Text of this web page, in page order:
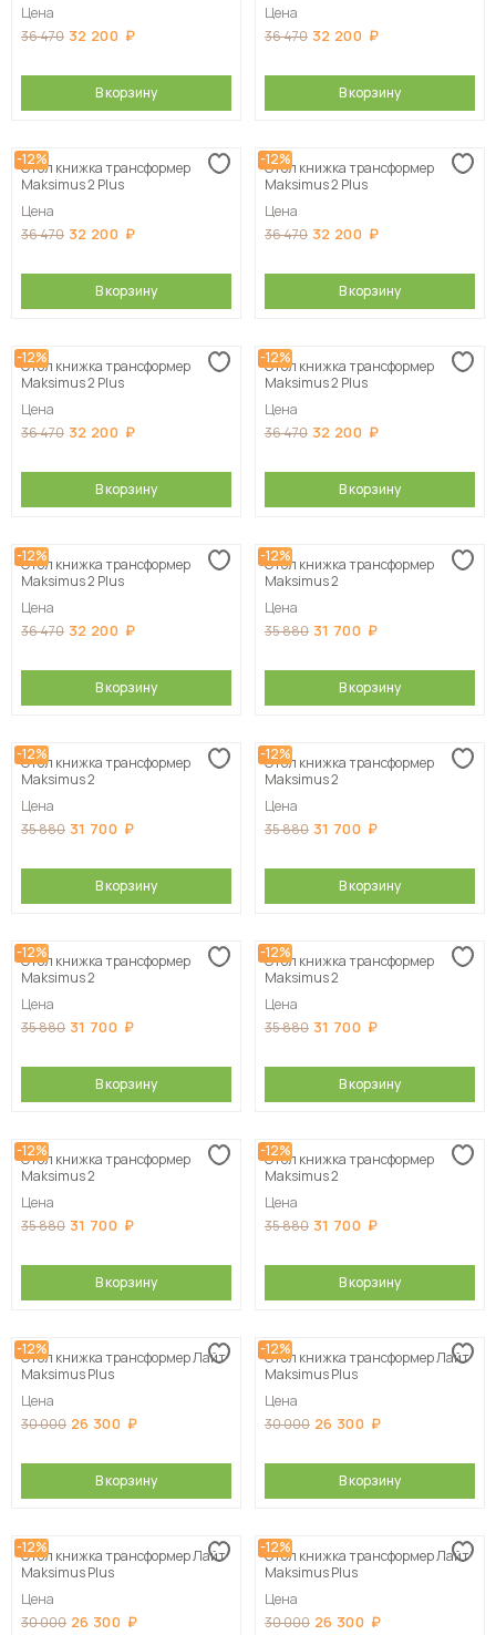
Цена
36 470 32 200
В корзину
Цена
36 470 32 200
В корзину
-12%
Стол книжка трансформер
Maksimus 2 Plus
Цена
36 470 32 200
В корзину
-12%
Стол книжка трансформер
Maksimus 2 Plus
Цена
36 470 32 200
В корзину
-12%
Стол книжка трансформер
Maksimus 2 Plus
Цена
36 470 32 200
В корзину
-12%
Стол книжка трансформер
Maksimus 2 Plus
Цена
36 470 32 200
В корзину
-12%
Стол книжка трансформер
Maksimus 2 Plus
Цена
36 470 32 200
В корзину
-12%
Стол книжка трансформер
Maksimus 2
Цена
35 880 31 700
В корзину
-12%
Стол книжка трансформер
Maksimus 2
Цена
35 880 31 700
В корзину
-12%
Стол книжка трансформер
Maksimus 2
Цена
35 880 31 700
В корзину
-12%
Стол книжка трансформер
Maksimus 2
Цена
35 880 31 700
В корзину
-12%
Стол книжка трансформер
Maksimus 2
Цена
35 880 31 700
В корзину
-12%
Стол книжка трансформер
Maksimus 2
Цена
35 880 31 700
В корзину
-12%
Стол книжка трансформер
Maksimus 2
Цена
35 880 31 700
В корзину
-12%
Стол книжка трансформер Лайт
Maksimus Plus
Цена
30 000 26 300
В корзину
-12%
Стол книжка трансформер Лайт
Maksimus Plus
Цена
30 000 26 300
В корзину
-12%
Стол книжка трансформер Лайт
Maksimus Plus
Цена
30 000 26 300
-12%
Стол книжка трансформер Лайт
Maksimus Plus
Цена
30 000 26 300